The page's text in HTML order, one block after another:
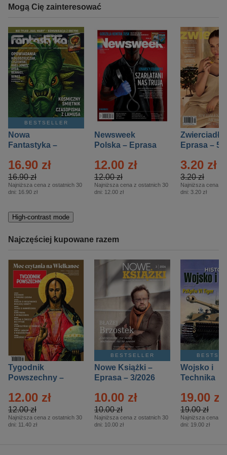
Mogą Cię zainteresować
BESTSELLER
Nowa
Fantastyka –
16.90 zł
16.90 zł
Najniższa cena z ostatnich 30
dni: 16.90 zł
Newsweek
Polska – Eprasa
12.00 zł
12.00 zł
Najniższa cena z ostatnich 30
dni: 12.00 zł
Zwierciadło
Eprasa – 5/
3.20 zł
3.20 zł
Najniższa cena z
dni: 3.20 zł
High-contrast mode
Najczęściej kupowane razem
Tygodnik
Powszechny –
12.00 zł
12.00 zł
Najniższa cena z ostatnich 30
dni: 11.40 zł
BESTSELLER
Nowe Książki –
Eprasa – 3/2026
10.00 zł
10.00 zł
Najniższa cena z ostatnich 30
dni: 10.00 zł
Wojsko i
Technika
– 2/2026
19.00 zł
19.00 zł
Najniższa cena z
dni: 19.00 zł